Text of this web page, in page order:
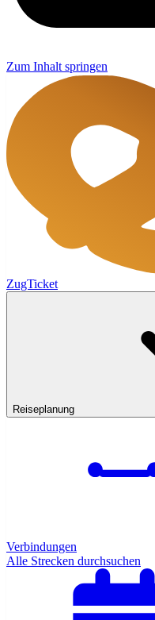
Zum Inhalt springen
ZugTicket
Reiseplanung
Verbindungen
Alle Strecken durchsuchen